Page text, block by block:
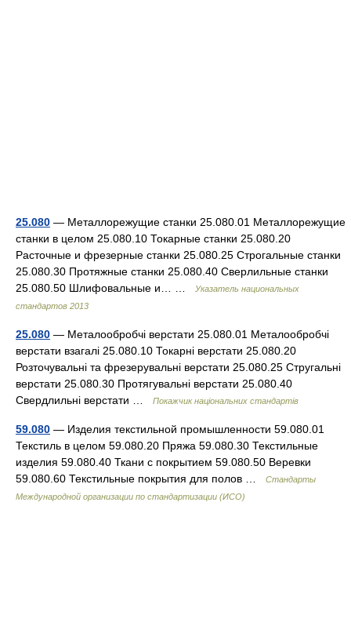
25.080 — Металлорежущие станки 25.080.01 Металлорежущие
станки в целом 25.080.10 Токарные станки 25.080.20
Расточные и фрезерные станки 25.080.25 Строгальные станки
25.080.30 Протяжные станки 25.080.40 Сверлильные станки
25.080.50 Шлифовальные и… …
Указатель национальных
стандартов 2013
25.080 — Металообробчі верстати 25.080.01 Металообробчі
верстати взагалі 25.080.10 Токарні верстати 25.080.20
Розточувальні та фрезерувальні верстати 25.080.25 Стругальні
верстати 25.080.30 Протягувальні верстати 25.080.40
Свердлильні верстати …
Покажчик національних стандартів
59.080 — Изделия текстильной промышленности 59.080.01
Текстиль в целом 59.080.20 Пряжа 59.080.30 Текстильные
изделия 59.080.40 Ткани с покрытием 59.080.50 Веревки
59.080.60 Текстильные покрытия для полов …
Стандарты
Международной организации по стандартизации (ИСО)